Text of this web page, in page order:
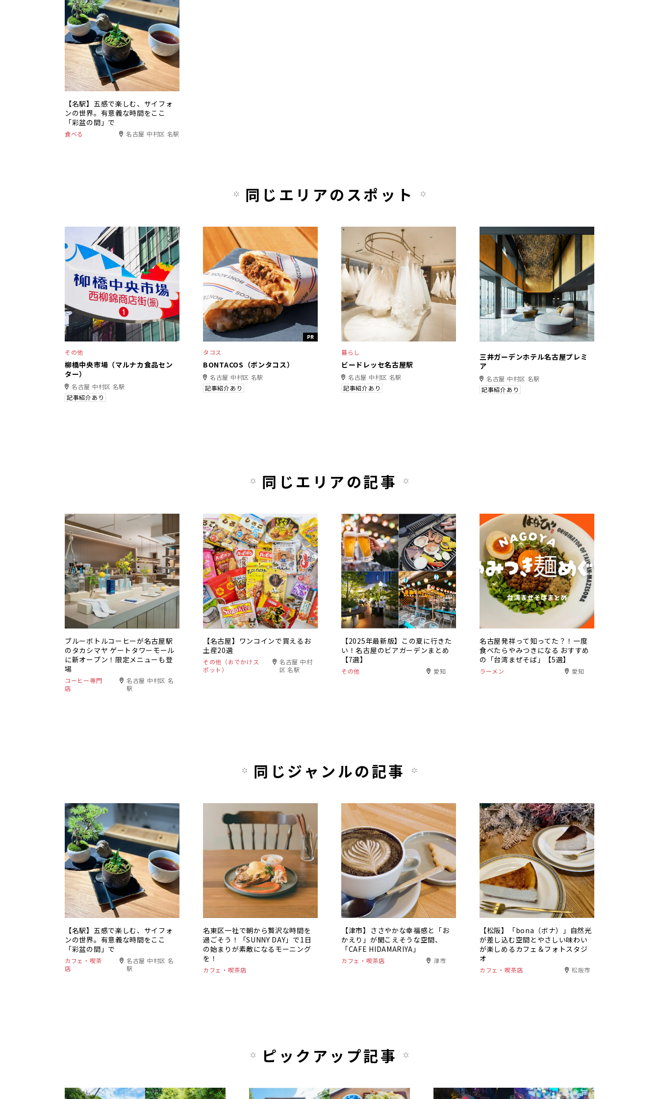
【名駅】五感で楽しむ、サイフォ
ンの世界。有意義な時間をここ
「彩盆の間」で
食べる 名古屋 中村区 名駅
同じエリアのスポット
その他
柳橋中央市場（マルナカ食品セン
ター）
名古屋 中村区 名駅
記事紹介あり
PR
タコス
BONTACOS（ボンタコス）
名古屋 中村区 名駅
記事紹介あり
暮らし
ビードレッセ名古屋駅
名古屋 中村区 名駅
記事紹介あり
三井ガーデンホテル名古屋プレミ
ア
名古屋 中村区 名駅
記事紹介あり
同じエリアの記事
ブルーボトルコーヒーが名古屋駅
のタカシマヤ ゲートタワーモール
に新オープン！限定メニューも登
場
コーヒー専門
店
名古屋 中村区 名
駅
【名古屋】ワンコインで買えるお
土産20選
その他（おでかけス
ポット）
名古屋 中村
区 名駅
【2025年最新版】この夏に行きた
い！名古屋のビアガーデンまとめ
【7選】
その他 愛知
名古屋発祥って知ってた？！一度
食べたらやみつきになる おすすめ
の「台湾まぜそば」【5選】
ラーメン 愛知
同じジャンルの記事
【名駅】五感で楽しむ、サイフォ
ンの世界。有意義な時間をここ
「彩盆の間」で
カフェ・喫茶
店
名古屋 中村区 名
駅
名東区一社で朝から贅沢な時間を
過ごそう！「SUNNY DAY」で1日
の始まりが素敵になるモーニング
を！
カフェ・喫茶店
【津市】ささやかな幸福感と「お
かえり」が聞こえそうな空間、
「CAFE HIDAMARIYA」
カフェ・喫茶店 津市
【松阪】「bona（ボナ）」自然光
が差し込む空間とやさしい味わい
が楽しめるカフェ＆フォトスタジ
オ
カフェ・喫茶店 松阪市
ピックアップ記事